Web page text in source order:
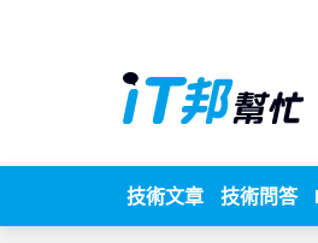
技術文章 技術問答